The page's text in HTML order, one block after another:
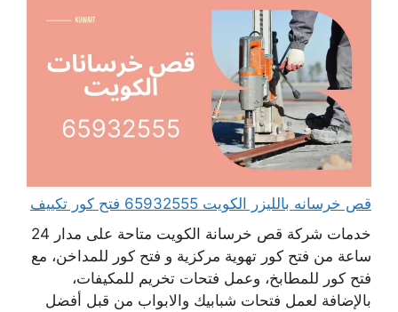
قص خرسانه بالليزر الكويت 65932555 فتح كور تكييف
خدمات شركة قص خرسانة الكويت متاحة على مدار 24
ساعة من فتح كور تهوية مركزية و فتح كور للمداخن، مع
فتح كور للمطابخ، وعمل فتحات تخريم للمكيفات،
بالإضافة لعمل فتحات شبابيك والابواب من قبل أفضل